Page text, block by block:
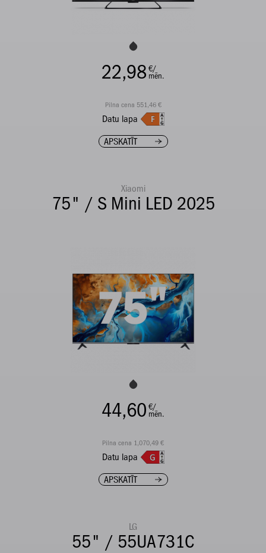
22,98 €/
mēn.
Pilna cena 551,46 €
Datu lapa
APSKATĪT
Xiaomi
75" / S Mini LED 2025
44,60 €/
mēn.
Pilna cena 1,070,49 €
Datu lapa
APSKATĪT
LG
55" / 55UA731C